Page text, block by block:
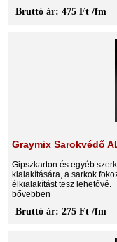
Bruttó ár: 475 Ft /fm
Graymix Sarokvédő
Gipszkarton és egyéb
kialakítására, a sarkok
élkialakítást tesz lehetővé.
bővebben
Bruttó ár: 275 Ft /fm